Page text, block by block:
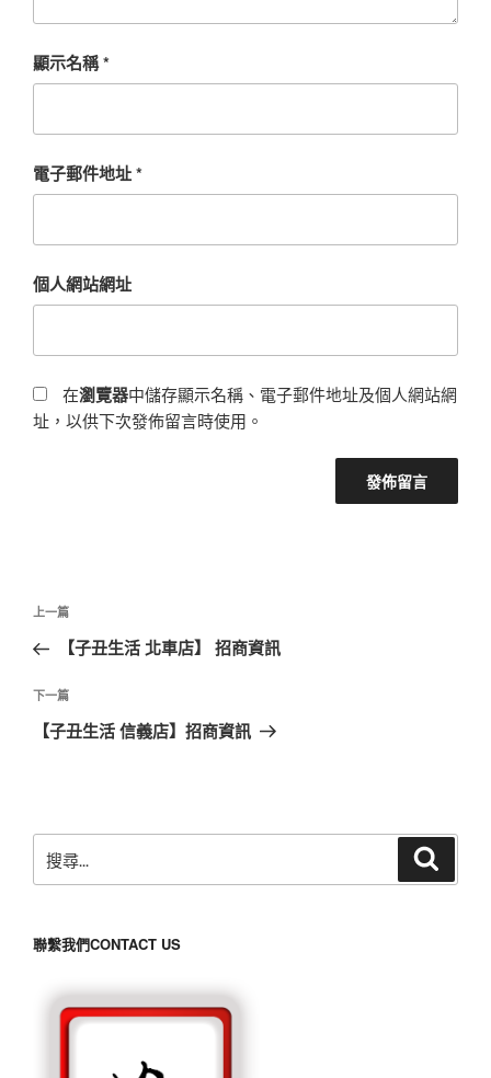
顯示名稱*
電子郵件地址*
個人網站網址
在瀏覽器中儲存顯示名稱、電子郵件地址及個人網站網
址，以供下次發佈留言時使用。
文
導
覽
上
一
文
章
上一篇
【子丑生活 北車店】 招商資訊
下
一
下一篇
【子丑生活 信義店】招商資訊
尋
字:
聯繫我們CONTACT US